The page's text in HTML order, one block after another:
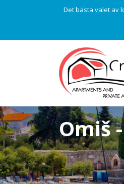
Det bästa valet av
Omiš